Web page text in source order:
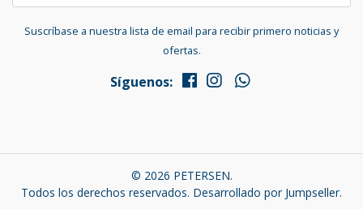
Suscríbase a nuestra lista de email para recibir primero noticias y
ofertas.
Síguenos:
© 2026 PETERSEN.
Todos los derechos reservados. Desarrollado por Jumpseller.